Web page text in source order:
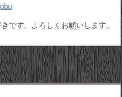
です。よろしくお願いします。